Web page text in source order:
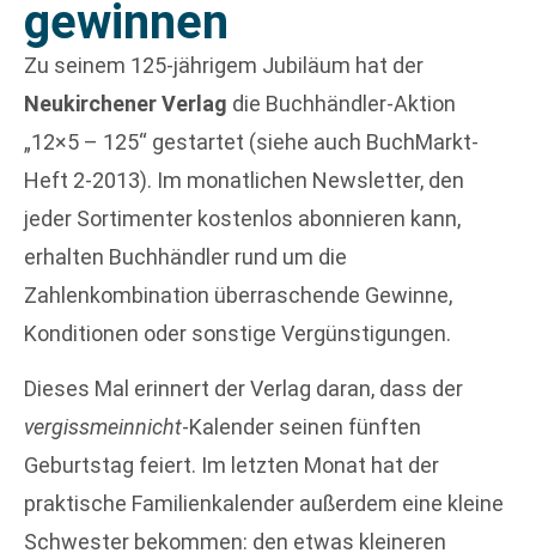
gewinnen
Zu seinem 125-jährigem Jubiläum hat der
Neukirchener Verlag die Buchhändler-Aktion
„12×5 – 125“ gestartet (siehe auch BuchMarkt-
Heft 2-2013). Im monatlichen Newsletter, den
jeder Sortimenter kostenlos abonnieren kann,
erhalten Buchhändler rund um die
Zahlenkombination überraschende Gewinne,
Konditionen oder sonstige Vergünstigungen.
Dieses Mal erinnert der Verlag daran, dass der
vergissmeinnicht-Kalender seinen fünften
Geburtstag feiert. Im letzten Monat hat der
praktische Familienkalender außerdem eine kleine
Schwester bekommen: den etwas kleineren